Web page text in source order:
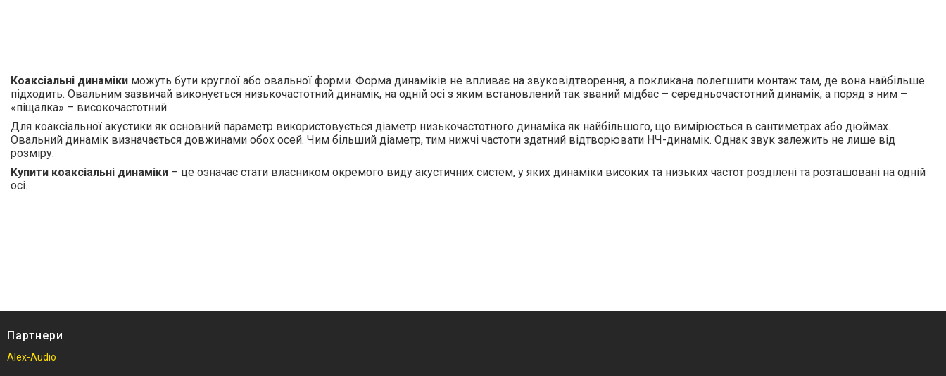
акустичних систем
Новини
Про нас
Доставка та оплата
Повернення та обмін
Коаксіальні динаміки можуть бути круглої або овальної форми. Форма динаміків не впливає на звуковідтворення, а покликана полегшити монтаж там, де вона найбільше
підходить. Овальним зазвичай виконується низькочастотний динамік, на одній осі з яким встановлений так званий мідбас – середньочастотний динамік, а поряд з ним –
«піщалка» – високочастотний.
Для коаксіальної акустики як основний параметр використовується діаметр низькочастотного динаміка як найбільшого, що вимірюється в сантиметрах або дюймах.
Овальний динамік визначається довжинами обох осей. Чим більший діаметр, тим нижчі частоти здатний відтворювати НЧ-динамік. Однак звук залежить не лише від
розміру.
Купити коаксіальні динаміки – це означає стати власником окремого виду акустичних систем, у яких динаміки високих та низьких частот розділені та розташовані на одній
осі.
Партнери
Alex-Audio